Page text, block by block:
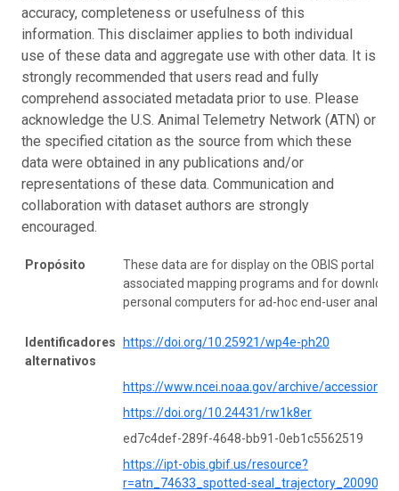
accuracy, completeness or usefulness of this
information. This disclaimer applies to both individual
use of these data and aggregate use with other data. It is
strongly recommended that users read and fully
comprehend associated metadata prior to use. Please
acknowledge the U.S. Animal Telemetry Network (ATN) or
the specified citation as the source from which these
data were obtained in any publications and/or
representations of these data. Communication and
collaboration with dataset authors are strongly
encouraged.
Propósito
These data are for display on the OBIS portal and
associated mapping programs and for download
personal computers for ad-hoc end-user
Identificadores
alternativos
https://doi.org/10.25921/wp4e-ph20
https://www.ncei.noaa.gov/archive/accession/
https://doi.org/10.24431/rw1k8er
ed7c4def-289f-4648-bb91-0eb1c5562519
https://ipt-obis.gbif.us/resource?
r=atn_74633_spotted-